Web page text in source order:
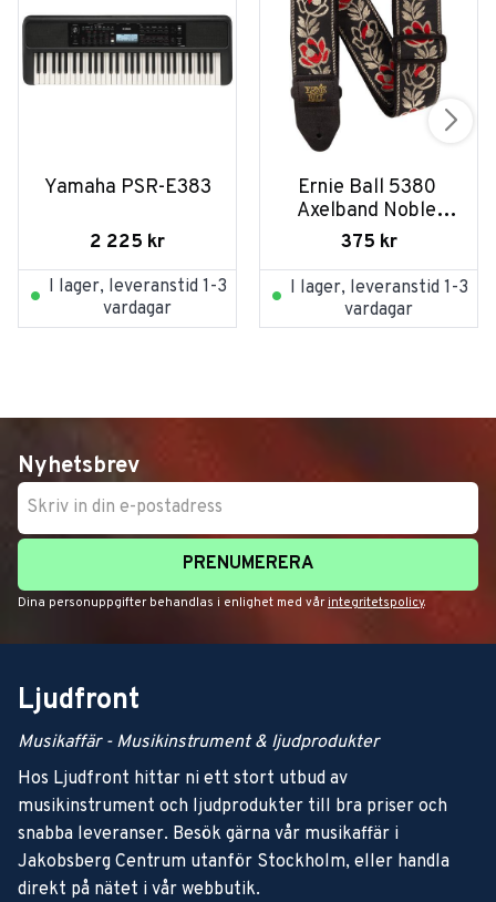
Yamaha PSR-E383
2 225 kr
I lager, leveranstid 1-3
vardagar
Ernie Ball 5380
Axelband Noble
Rose
375 kr
I lager, leveranstid 1-3
vardagar
Nyhetsbrev
PRENUMERERA
Dina personuppgifter behandlas i enlighet med vår integritetspolicy.
Ljudfront
Musikaffär - Musikinstrument & ljudprodukter
Hos Ljudfront hittar ni ett stort utbud av
musikinstrument och ljudprodukter till bra priser och
snabba leveranser. Besök gärna vår musikaffär i
Jakobsberg Centrum utanför Stockholm, eller handla
direkt på nätet i vår webbutik.